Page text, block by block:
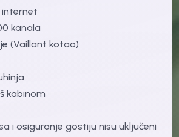
internet
kanala
(Vaillant kotao)
kabinom
i osiguranje gostiju nisu uključeni